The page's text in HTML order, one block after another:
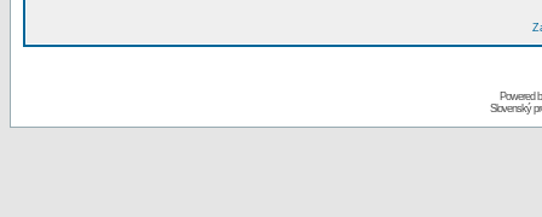
Powered
Slovenský